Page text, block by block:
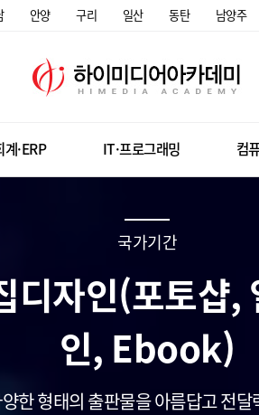
안양 구리 일산 동탄 남양주
·ERP IT·프로그래밍 컴
국가기간
디자인(포토샵,
인, Ebook)
한 형태의 출판물을 아름답고 전달